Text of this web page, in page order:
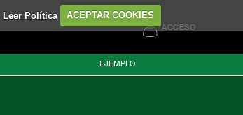
Leer Política ACEPTAR COOKIES
ACCESO
EJEMPLO